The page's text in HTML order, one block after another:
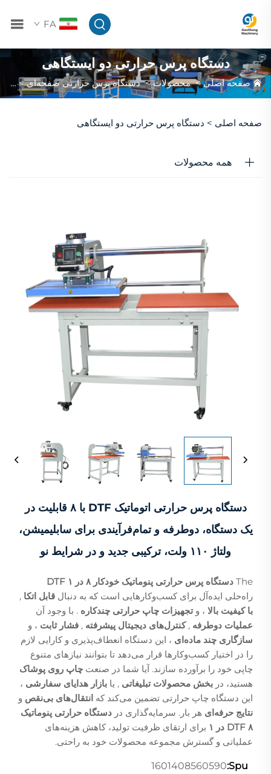
FA
دستگاه پرس حرارتی دو ایستگاهی
صفحه اصلی>محصولات>دستگاه پرس حرارتی صفحه‌ای>
صفحه اصلی > دستگاه پرس حرارتی دو ایستگاهی
همه محصولات
دستگاه پرس حرارتی اتوماتیک DTF با ۸ قابلیت در
یک دستگاه، دوطرفه و تمام‌فرآیندی برای سابلیمیشن،
ولتاژ ۱۱۰ ولت، ترکیبی جدید و در شرایط نو
The دستگاه پرس حرارتی پنوماتیک خودکار ۸ در ۱ DTF
راه‌حلی ایده‌آل برای کسب‌وکارهایی است که به دنبال قابل اتکا ,
با کیفیت بالا ، وتجهیزات چاپ حرارتی چندکاره . با وجود آن
عملیات دوطرفه ,کنترل‌های دیجیتال پیشرفته , فشار ثابت ، و
سازگاری چند ماده‌ای ، این دستگاه انعطاف‌پذیری و کارایی لازم
را در اختیار کسب‌وکارها قرار می‌دهد تا بتوانند نیازهای متنوع
چاپی خود را برآورده سازند. آیا شما در صنعت چاپ روی پوشاک
هستید، در بخش محصولات تبلیغاتی , یا بازار هدایای سفارشی ،
این دستگاه چاپ حرارتی تضمین می‌کند که انتقال‌های بی‌نقص و
نتایج حرفه‌ای هر بار. سرمایه‌گذاری در دستگاه حرارتی پنوماتیک
DTF ۸ در ۱
برای ارتقای ظرفیت تولید، کاهش هزینه‌های
عملیاتی و گسترش مجموعه محصولات خود به راحتی.
Spu:
1601408560590